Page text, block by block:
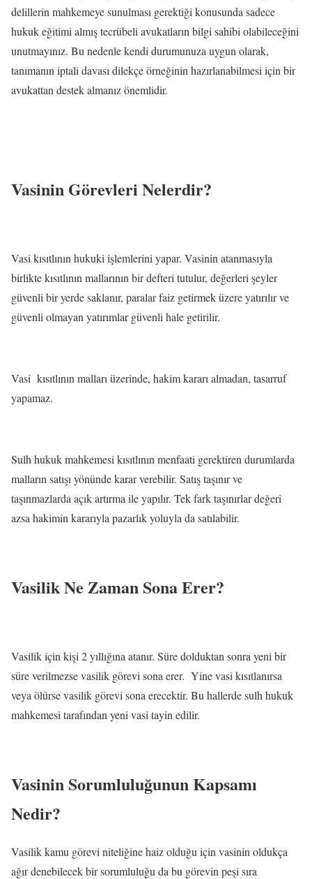
delillerin mahkemeye sunulması gerektiği konusunda sadece
hukuk eğitimi almış tecrübeli avukatların bilgi sahibi olabileceğini
unutmayınız. Bu nedenle kendi durumunuza uygun olarak,
tanımanın iptali davası dilekçe örneğinin hazırlanabilmesi için bir
avukattan destek almanız önemlidir.
Vasinin Görevleri Nelerdir?
Vasi kısıtlının hukuki işlemlerini yapar. Vasinin atanmasıyla
birlikte kısıtlının mallarının bir defteri tutulur, değerleri şeyler
güvenli bir yerde saklanır, paralar faiz getirmek üzere yatırılır ve
güvenli olmayan yatırımlar güvenli hale getirilir.
Vasi kısıtlının malları üzerinde, hakim kararı almadan, tasarruf
yapamaz.
Sulh hukuk mahkemesi kısıtlının menfaati gerektiren durumlarda
malların satışı yönünde karar verebilir. Satış taşınır ve
taşınmazlarda açık artırma ile yapılır. Tek fark taşınırlar değeri
azsa hakimin kararıyla pazarlık yoluyla da satılabilir.
Vasilik Ne Zaman Sona Erer?
Vasilik için kişi 2 yıllığına atanır. Süre dolduktan sonra yeni bir
süre verilmezse vasilik görevi sona erer. Yine vasi kısıtlanırsa
veya ölürse vasilik görevi sona erecektir. Bu hallerde sulh hukuk
mahkemesi tarafından yeni vasi tayin edilir.
Vasinin Sorumluluğunun Kapsamı
Nedir?
Vasilik kamu görevi niteliğine haiz olduğu için vasinin oldukça
ağır denebilecek bir sorumluluğu da bu görevin peşi sıra